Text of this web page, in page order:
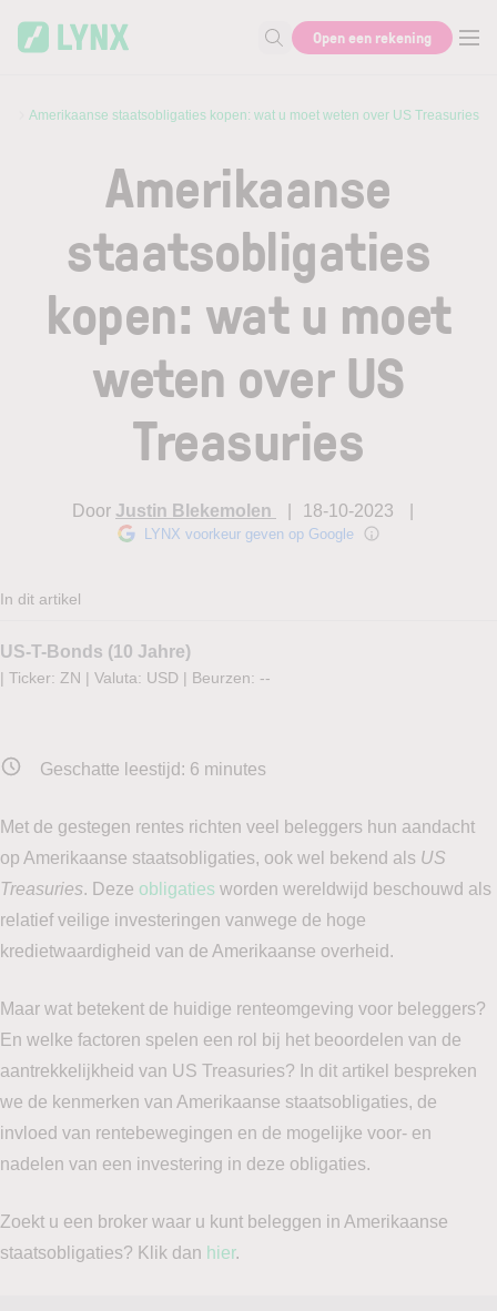
Zoek naar informatie
Open een rekening
Amerikaanse staatsobligaties kopen: wat u moet weten over US Treasuries
Amerikaanse
staatsobligaties
kopen: wat u moet
weten over US
Treasuries
Door Justin Blekemolen 18-10-2023
LYNX voorkeur geven op Google
In dit artikel
US-T-Bonds (10 Jahre)
| Ticker: ZN | Valuta: USD | Beurzen: --
Geschatte leestijd: 6 minutes
Met de gestegen rentes richten veel beleggers hun aandacht
op Amerikaanse staatsobligaties, ook wel bekend als US
Treasuries. Deze obligaties worden wereldwijd beschouwd als
relatief veilige investeringen vanwege de hoge
kredietwaardigheid van de Amerikaanse overheid.
Maar wat betekent de huidige renteomgeving voor beleggers?
En welke factoren spelen een rol bij het beoordelen van de
aantrekkelijkheid van US Treasuries? In dit artikel bespreken
we de kenmerken van Amerikaanse staatsobligaties, de
invloed van rentebewegingen en de mogelijke voor- en
nadelen van een investering in deze obligaties.
Zoekt u een broker waar u kunt beleggen in Amerikaanse
staatsobligaties? Klik dan hier.